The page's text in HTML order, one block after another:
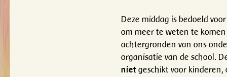
Deze middag is bedoeld
om meer te weten te
achtergronden van ons
organisatie van de school.
niet geschikt voor